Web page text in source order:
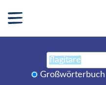
Großwörterbuch